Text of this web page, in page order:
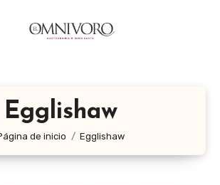
Egglishaw
de inicio Egglishaw